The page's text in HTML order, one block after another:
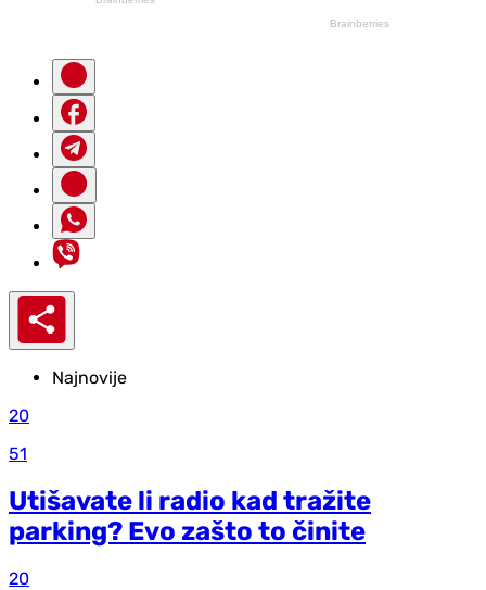
Najnovije
20
51
Utišavate li radio kad tražite
parking? Evo zašto to činite
20